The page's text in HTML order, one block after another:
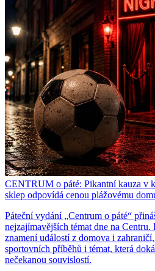
CENTRUM o páté: Pikantní kauza v
sklep odpovídá cenou plážovému
Páteční vydání „Centrum o páté“
nejzajímavějších témat dne na
znamení událostí z domova i
sportovních příběhů i témat, která
nečekanou souvislostí.